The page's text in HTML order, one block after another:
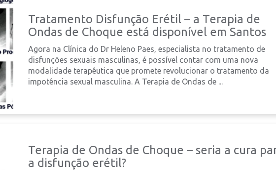
Tratamento Disfunção Erétil – a Terapia de
Ondas de Choque está disponível em Santos
Agora na Clínica do Dr Heleno Paes, especialista no tratamento de
disfunções sexuais masculinas, é possível contar com uma nova
modalidade terapêutica que promete revolucionar o tratamento da
impotência sexual masculina. A Terapia de Ondas de ...
Terapia de Ondas de Choque – seria a cura
a disfunção erétil?